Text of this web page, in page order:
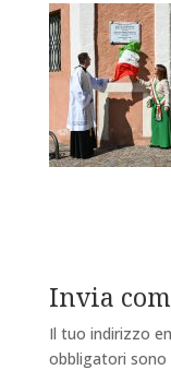
Invia
Il tuo indirizzo
obbligatori